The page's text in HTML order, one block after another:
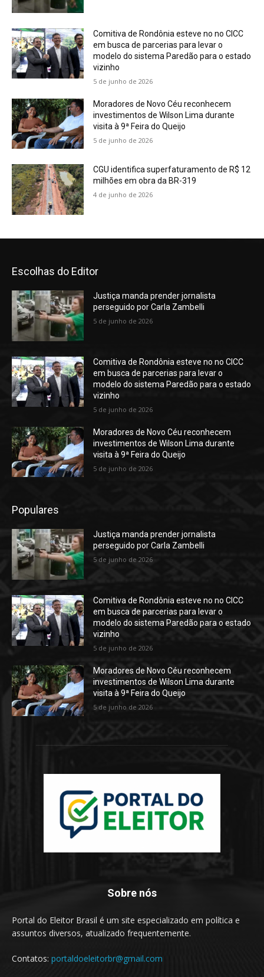
Comitiva de Rondônia esteve no no CICC
em busca de parcerias para levar o
modelo do sistema Paredão para o estado
vizinho
5 de junho de 2026
Moradores de Novo Céu reconhecem
investimentos de Wilson Lima durante
visita à 9ª Feira do Queijo
5 de junho de 2026
CGU identifica superfaturamento de R$ 12
milhões em obra da BR-319
4 de junho de 2026
Escolhas do Editor
Justiça manda prender jornalista
perseguido por Carla Zambelli
5 de junho de 2026
Comitiva de Rondônia esteve no no CICC
em busca de parcerias para levar o
modelo do sistema Paredão para o estado
vizinho
5 de junho de 2026
Moradores de Novo Céu reconhecem
investimentos de Wilson Lima durante
visita à 9ª Feira do Queijo
5 de junho de 2026
Populares
Justiça manda prender jornalista
perseguido por Carla Zambelli
5 de junho de 2026
Comitiva de Rondônia esteve no no CICC
em busca de parcerias para levar o
modelo do sistema Paredão para o estado
vizinho
5 de junho de 2026
Moradores de Novo Céu reconhecem
investimentos de Wilson Lima durante
visita à 9ª Feira do Queijo
5 de junho de 2026
Sobre nós
Portal do Eleitor Brasil é um site especializado em política e
assuntos diversos, atualizado frequentemente.
Contatos: portaldoeleitorbr@gmail.com